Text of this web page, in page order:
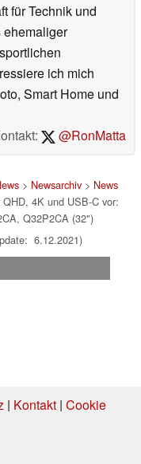
für Technik und
ehemaliger
ich mich
Smart Home und
@RonMatta
> Newsarchiv> News
4K und USB-C vor:
Q32P2CA (32")
6.12.2021)
| Kontakt| Cookie